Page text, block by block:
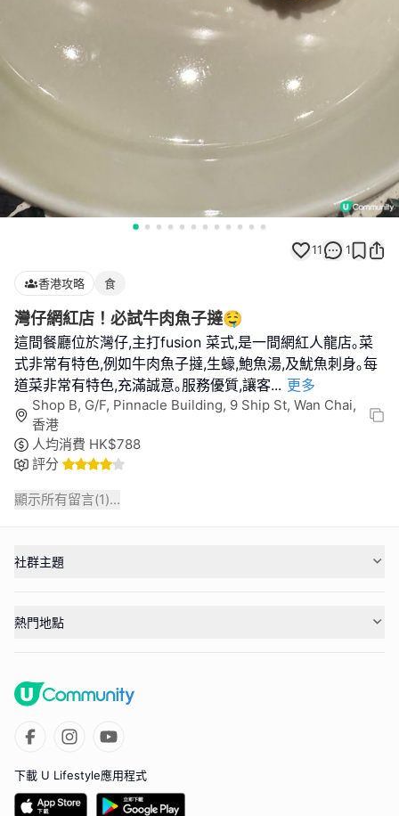
11 1
香港攻略 食
灣仔網紅店！必試牛肉魚子撻🤤
這間餐廳位於灣仔,主打fusion 菜式,是一間網紅人龍店｡菜
式非常有特色,例如牛肉魚子撻,生蠔,鮑魚湯,及魷魚刺身｡每
道菜非常有特色,充滿誠意｡服務優質,讓客... 更多
Shop B, G/F, Pinnacle Building, 9 Ship St, Wan Chai,
香港
人均消費 HK$788
評分
顯示所有留言(1)...
社群主題
熱門地點
下載 U Lifestyle應用程式